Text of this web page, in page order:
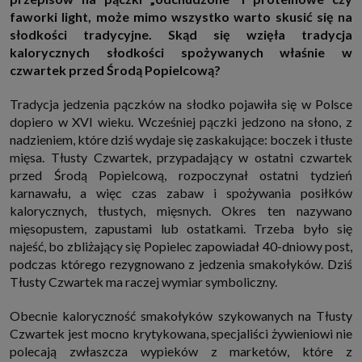
http://www.sagier.pl/
Jeżeli wyrazisz zgodę, o którą wyżej prosimy, administratorami Twoich
danych osobowych będą także nasi Zaufani Partnerzy. Listę Zaufanych
Partnerów możesz sprawdzić w każdym momencie na stronie naszej
polityki prywatności i tam też zmodyfikować lub cofnąć swoje zgody.
Twoje dane przetwarzamy w następujących celach:
1. Jeśli zawieramy z Tobą umowę o realizację danej usługi (np. usługi
zapewniającej Ci możliwość zapoznania się z jednym z naszych serwisów
w oparciu o treść regulaminu tego serwisu), to możemy przetwarzać
Twoje dane w zakresie niezbędnym do realizacji tej umowy.
2. Zapewnianie bezpieczeństwa usługi (np. sprawdzenie, czy do Twojego
konta nie loguje się nieuprawniona osoba), dokonanie pomiarów
statystycznych, ulepszanie naszych usług i dopasowanie ich do potrzeb i
wygody użytkowników (np. personalizowanie treści w usługach), jak
również prowadzenie marketingu i promocji własnych usług (np. jeśli
interesujesz się motoryzacją i oglądasz artykuły w biznesistyl.pl lub na
innych stronach internetowych, to możemy Ci wyświetlić reklamę
dotyczącą artykułu w serwisie biznesistyl.pl/automoto. Takie
przetwarzanie danych to realizacja naszych prawnie uzasadnionych
interesów.
3. Za Twoją zgodą usługi marketingowe dostarczą Ci nasi Zaufani
Partnerzy oraz my dla podmiotów trzecich. Aby móc pokazać interesujące
Cię reklamy (np. produktu, którego możesz potrzebować) reklamodawcy i
ich przedstawiciele chcieliby mieć możliwość przetwarzania Twoich
danych związanych z odwiedzanymi przez Ciebie stronami
faworki light, może mimo wszystko warto skusić się na
słodkości tradycyjne. Skąd się wzięła tradycja
kalorycznych słodkości spożywanych właśnie w
czwartek przed Środą Popielcową?
Tradycja jedzenia pączków na słodko pojawiła się w Polsce
dopiero w XVI wieku. Wcześniej pączki jedzono na słono, z
nadzieniem, które dziś wydaje się zaskakujące: boczek i tłuste
mięsa. Tłusty Czwartek, przypadający w ostatni czwartek
przed Środą Popielcową, rozpoczynał ostatni tydzień
karnawału, a więc czas zabaw i spożywania posiłków
kalorycznych, tłustych, mięsnych. Okres ten nazywano
mięsopustem, zapustami lub ostatkami. Trzeba było się
najeść, bo zbliżający się Popielec zapowiadał 40-dniowy post,
podczas którego rezygnowano z jedzenia smakołyków. Dziś
Tłusty Czwartek ma raczej wymiar symboliczny.
Obecnie kaloryczność smakołyków szykowanych na Tłusty
Czwartek jest mocno krytykowana, specjaliści żywieniowi nie
polecają zwłaszcza wypieków z marketów, które z